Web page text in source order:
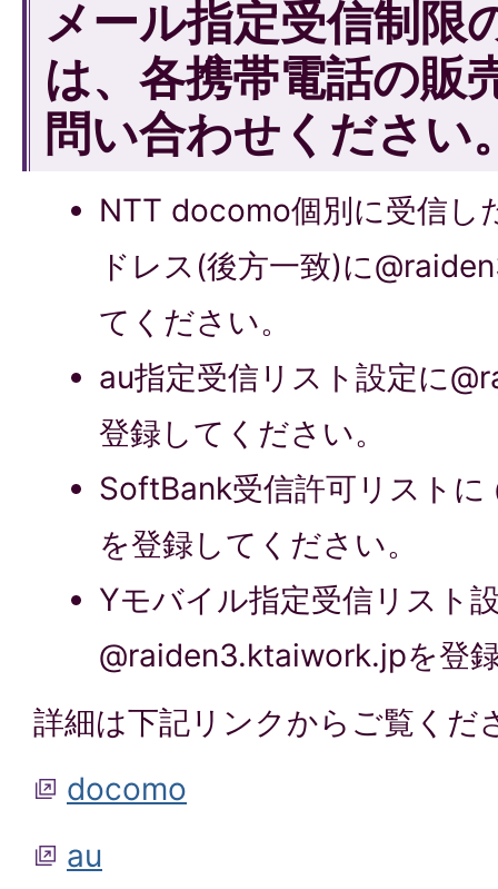
メール指定受信制限
は、各携帯電話の販
問い合わせください
NTT docomo個別に受信し
ドレス(後方一致)に
てください。
au指定受信リスト設定に
登録してください。
SoftBank受信許可リスト
を登録してください。
Yモバイル指定受信リスト
@raiden3.ktaiwork.jpを登
詳細は下記リンクからご覧くだ
docomo
au